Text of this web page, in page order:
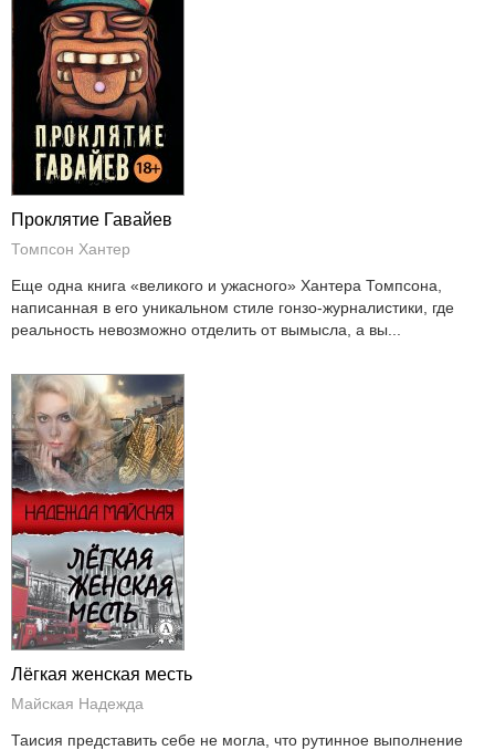
Проклятие Гавайев
Томпсон Хантер
Еще одна книга «великого и ужасного» Хантера Томпсона,
написанная в его уникальном стиле гонзо-журналистики, где
реальность невозможно отделить от вымысла, а вы...
Лёгкая женская месть
Майская Надежда
Таисия представить себе не могла, что рутинное выполнение